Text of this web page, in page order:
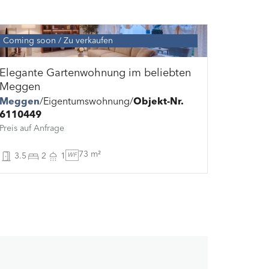
Coming soon Zu verkaufen
Elegante Gartenwohnung im beliebten
Meggen
Meggen Eigentumswohnung Objekt-Nr.
6110449
Preis auf Anfrage
3.5 2 1 WF 73 m²